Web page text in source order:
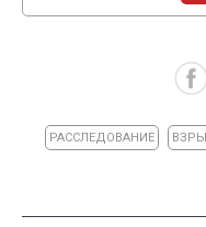
РАССЛЕДОВАНИЕ